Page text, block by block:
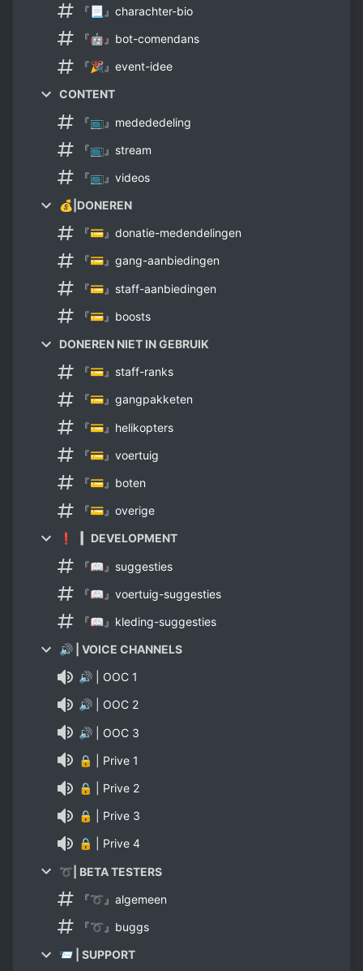
『📃』charachter-bio
『🤖』bot-comendans
『🎉』event-idee
CONTENT
『📺』medededeling
『📺』stream
『📺』videos
💰|DONEREN
『💳』donatie-medendelingen
『💳』gang-aanbiedingen
『💳』staff-aanbiedingen
『💳』boosts
DONEREN NIET IN GEBRUIK
『💳』staff-ranks
『💳』gangpakketen
『💳』helikopters
『💳』voertuig
『💳』boten
『💳』overige
❗▕▏DEVELOPMENT
『📖』suggesties
『📖』voertuig-suggesties
『📖』kleding-suggesties
🔊 | VOICE CHANNELS
🔊 | OOC 1
🔊 | OOC 2
🔊 | OOC 3
🔒 | Prive 1
🔒 | Prive 2
🔒 | Prive 3
🔒 | Prive 4
➰| BETA TESTERS
『➰』algemeen
『➰』buggs
📨 | SUPPORT